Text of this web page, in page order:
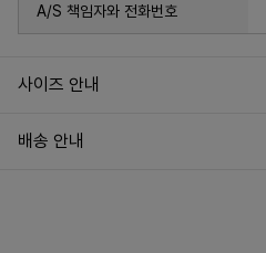
A/S 책임자와 전화번호
사이즈 안내
배송 안내